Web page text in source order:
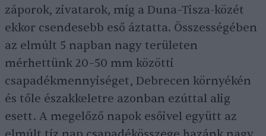
záporok, zivatarok, míg a Duna–Tisza-közét
ekkor csendesebb eső áztatta. Összességében
az elmúlt 5 napban nagy területen
mérhettünk 20–50 mm közötti
csapadékmennyiséget, Debrecen környékén
és tőle északkeletre azonban ezúttal alig
esett. A megelőző napok esőivel együtt az